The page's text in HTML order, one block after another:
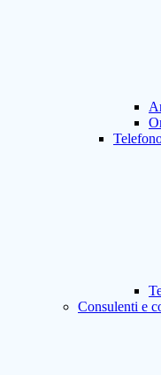
Consulenti e